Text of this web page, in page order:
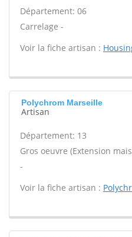
Département: 06
Carrelage -
Voir la fiche artisan :
Polychrom Marseille
Artisan
Département: 13
Gros oeuvre (Extension
-
Voir la fiche artisan :